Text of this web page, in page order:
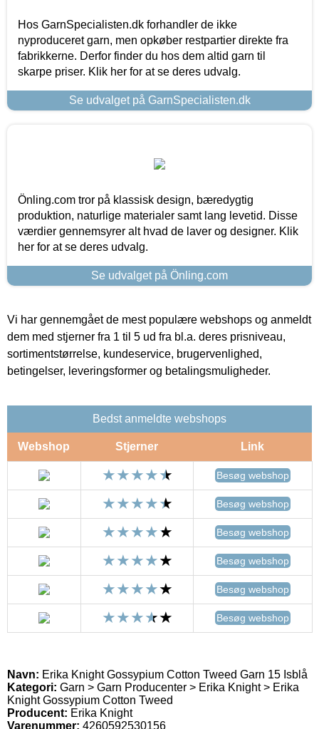
Hos GarnSpecialisten.dk forhandler de ikke
nyproduceret garn, men opkøber restpartier direkte fra
fabrikkerne. Derfor finder du hos dem altid garn til
skarpe priser. Klik her for at se deres udvalg.
Se udvalget på GarnSpecialisten.dk
Önling.com tror på klassisk design, bæredygtig
produktion, naturlige materialer samt lang levetid. Disse
værdier gennemsyrer alt hvad de laver og designer. Klik
her for at se deres udvalg.
Se udvalget på Önling.com
Vi har gennemgået de mest populære webshops og anmeldt
dem med stjerner fra 1 til 5 ud fra bl.a. deres prisniveau,
sortimentstørrelse, kundeservice, brugervenlighed,
betingelser, leveringsformer og betalingsmuligheder.
Bedst anmeldte webshops
Webshop Stjerner Link
Besøg webshop
Besøg webshop
Besøg webshop
Besøg webshop
Besøg webshop
Besøg webshop
Navn: Erika Knight Gossypium Cotton Tweed Garn 15 Isblå
Kategori: Garn > Garn Producenter > Erika Knight > Erika
Knight Gossypium Cotton Tweed
Producent: Erika Knight
Varenummer: 4260592530156